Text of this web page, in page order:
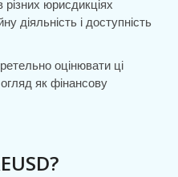
різних юрисдикціях
діяльність і доступність
оцінювати ці
як фінансову